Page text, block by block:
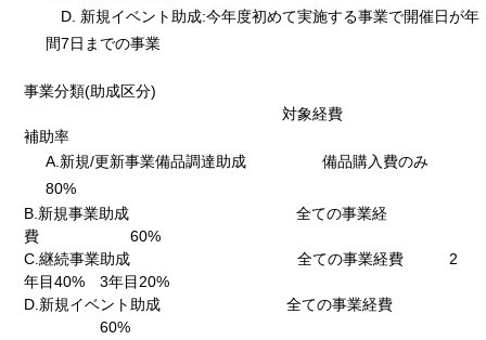
D. 新規イベント助成:今年度初めて実施する事業で開催日が年
間7日までの事業
事業分類(助成区分)
対象経費
補助率
A.新規/更新事業備品調達助成 備品購入費のみ
80%
B.新規事業助成 全ての事業経
費 60%
C.継続事業助成 全ての事業経費 2
年目40% 3年目20%
D.新規イベント助成 全ての事業経費
60%